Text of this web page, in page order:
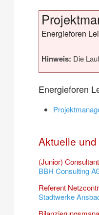
Energieforen
Hinweis: Die
Energieforen
Aktuelle
(Junior)
BBH Consulting
Referent
Stadtwerke